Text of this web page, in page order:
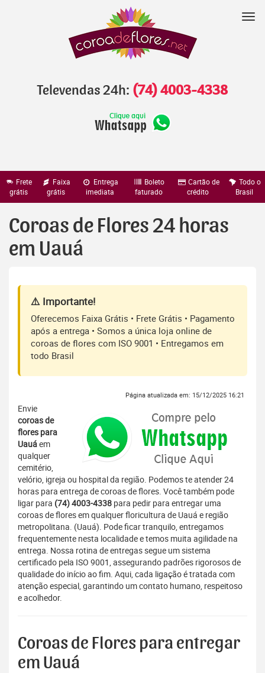
Televendas 24h: (74) 4003-4338
Frete
grátis
Faixa
grátis
Entrega
imediata
Boleto
faturado
Cartão de
crédito
Todo o
Brasil
Coroas de Flores 24 horas
em Uauá
⚠️ Importante!
Oferecemos Faixa Grátis • Frete Grátis • Pagamento
após a entrega • Somos a única loja online de
coroas de flores com ISO 9001 • Entregamos em
todo Brasil
Página atualizada em: 15/12/2025 16:21
Envie
coroas de
flores para
Uauáem
qualquer
cemitério,
velório, igreja ou hospital da região. Podemos te atender 24
horas para entrega de coroas de flores. Você também pode
ligar para (74) 4003-4338 para pedir para entregar uma
coroas de flores em qualquer floricultura de Uauá e região
metropolitana. (Uauá). Pode ficar tranquilo, entregamos
frequentemente nesta localidade e temos muita agilidade na
entrega. Nossa rotina de entregas segue um sistema
certificado pela ISO 9001, assegurando padrões rigorosos de
qualidade do início ao fim. Aqui, cada ligação é tratada com
atenção especial, garantindo um contato humano, respeitoso
e acolhedor.
Coroas de Flores para entregar
em Uauá